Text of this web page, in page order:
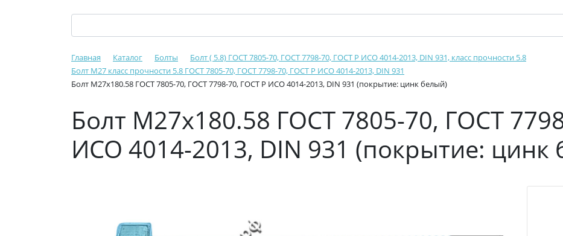
Главная Каталог Болты
Болт ( 5.8) ГОСТ 7805-70, ГОСТ 7798-70, ГОСТ Р ИСО 4014-2013, DIN 931, класс прочности 5.8
Болт М27 класс прочности 5.8 ГОСТ 7805-70, ГОСТ 7798-70, ГОСТ Р ИСО 4014-2013, DIN 931
Болт М27х180.58 ГОСТ 7805-70, ГОСТ 7798-70, ГОСТ Р ИСО 4014-2013, DIN 931 (покрытие: цинк белый)
Болт М27х180.58 ГОСТ 7805-70, ГОСТ
ИСО 4014-2013, DIN 931 (покрытие: цинк